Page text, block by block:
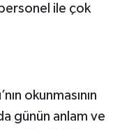
ile çok
okunmasının
günün anlam ve